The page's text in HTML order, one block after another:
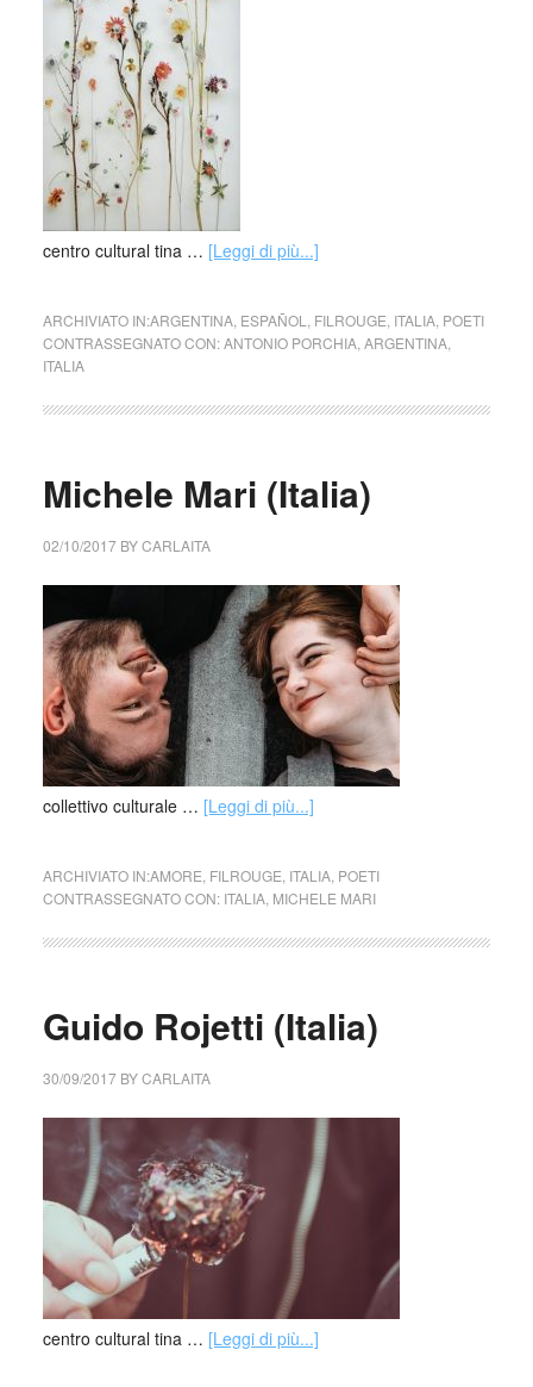
centro cultural tina … [Leggi di più...]
ARCHIVIATO IN:ARGENTINA, ESPAÑOL FILROUGE ITALIA, POETI
CONTRASSEGNATO CON:ANTONIO PORCHIA, ARGENTINA,
ITALIA
Michele Mari (Italia)
02/10/2017BYCARLAITA
collettivo culturale … [Leggi di più...]
ARCHIVIATO IN:AMORE FILROUGE ITALIA, POETI
CONTRASSEGNATO CON: ITALIA, MICHELE MARI
Guido Rojetti (Italia)
30/09/2017BYCARLAITA
centro cultural tina … [Leggi di più...]